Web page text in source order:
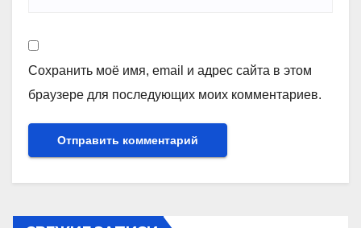
Сохранить моё имя, email и адрес сайта в этом
браузере для последующих моих комментариев.